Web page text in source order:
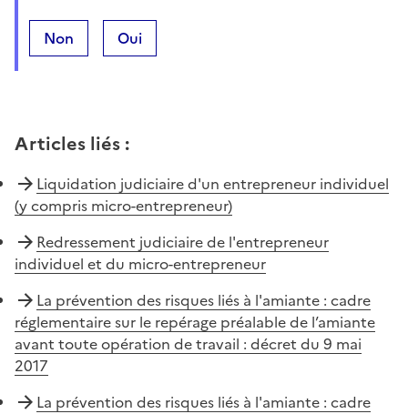
Non Oui
Articles liés :
Liquidation judiciaire d'un entrepreneur individuel
(y compris micro-entrepreneur)
Redressement judiciaire de l'entrepreneur
individuel et du micro-entrepreneur
La prévention des risques liés à l'amiante : cadre
réglementaire sur le repérage préalable de l’amiante
avant toute opération de travail : décret du 9 mai
2017
La prévention des risques liés à l'amiante : cadre